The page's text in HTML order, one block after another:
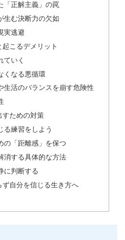
「正解主義」の罠
生む決断力の欠如
実逃避
こるデメリット
ていく
くなる悪循環
生活のバランスを崩す危険性
すための対策
る練習をしよう
の「距離感」を保つ
消する具体的な方法
に判断する
ず自分を信じる生き方へ